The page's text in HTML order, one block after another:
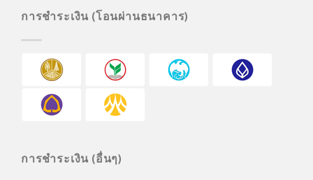
การชำระเงิน (โอนผ่านธนาคาร)
การชำระเงิน (อื่นๆ)